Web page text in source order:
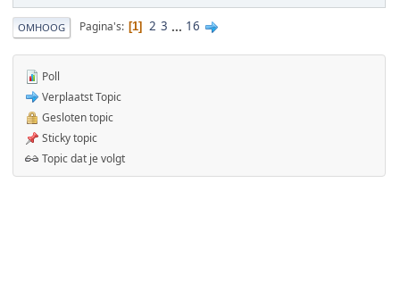
OMHOOG Pagina's 1 2 3 ... 16
Poll
Verplaatst Topic
Gesloten topic
Sticky topic
Topic dat je volgt